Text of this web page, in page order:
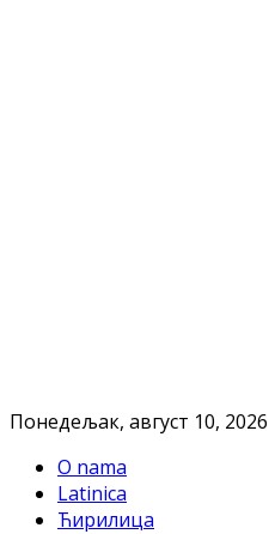
Понедељак, август 10, 2026
O nama
Latinica
Ћирилица